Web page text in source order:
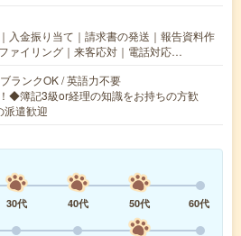
入金振り当て｜請求書の発送｜報告資料作
ァイリング｜来客応対｜電話対応…
ランクOK / 英語力不要
◆簿記3級or経理の知識をお持ちの方歓
遣歓迎
30代 40代 50代
60代